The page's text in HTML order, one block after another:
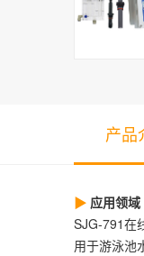
产品
应用领域
SJG-791在
用于游泳池